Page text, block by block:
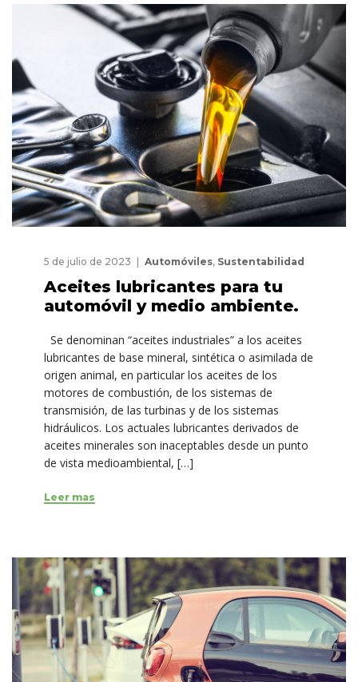
5 de julio de 2023 Automóviles, Sustentabilidad
Aceites lubricantes para tu
automóvil y medio ambiente.
Se denominan “aceites industriales” a los aceites
lubricantes de base mineral, sintética o asimilada de
origen animal, en particular los aceites de los
motores de combustión, de los sistemas de
transmisión, de las turbinas y de los sistemas
hidráulicos. Los actuales lubricantes derivados de
aceites minerales son inaceptables desde un punto
de vista medioambiental, […]
Leer mas